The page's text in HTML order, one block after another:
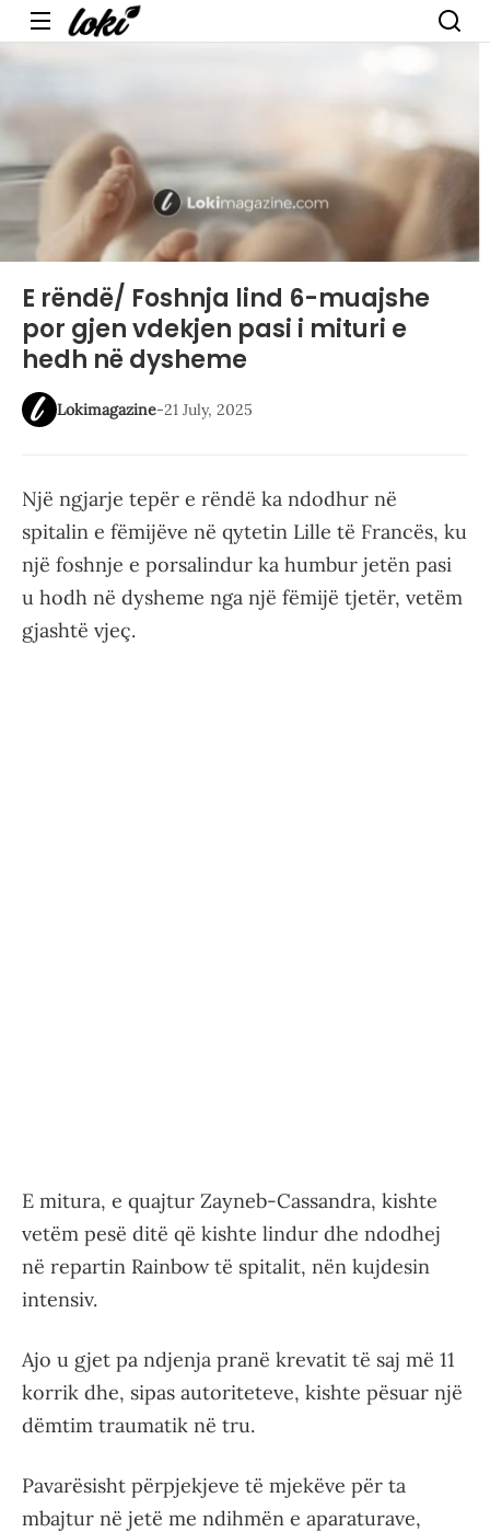
Menu
E rëndë/ Foshnja lind 6-muajshe
por gjen vdekjen pasi i mituri e
hedh në dysheme
Lokimagazine-21 July, 2025
Një ngjarje tepër e rëndë ka ndodhur në
spitalin e fëmijëve në qytetin Lille të Francës, ku
një foshnje e porsalindur ka humbur jetën pasi
u hodh në dysheme nga një fëmijë tjetër, vetëm
gjashtë vjeç.
E mitura, e quajtur Zayneb-Cassandra, kishte
vetëm pesë ditë që kishte lindur dhe ndodhej
në repartin Rainbow të spitalit, nën kujdesin
intensiv.
Ajo u gjet pa ndjenja pranë krevatit të saj më 11
korrik dhe, sipas autoriteteve, kishte pësuar një
dëmtim traumatik në tru.
Pavarësisht përpjekjeve të mjekëve për ta
mbajtur në jetë me ndihmën e aparaturave,